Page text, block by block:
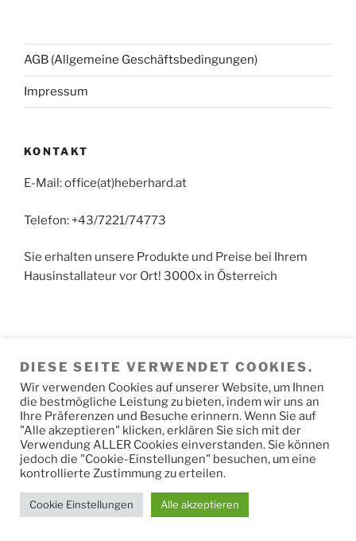
AGB (Allgemeine Geschäftsbedingungen)
Impressum
KONTAKT
E-Mail: office(at)heberhard.at
Telefon: +43/7221/74773
Sie erhalten unsere Produkte und Preise bei Ihrem
Hausinstallateur vor Ort! 3000x in Österreich
Versand der Fertigungs-Produkte erfolgt direkt von
den Produktionswerken. Paketwarenversand erfolgt
vom Speditions-Hochregal-Lager.
Datenschutzerklärung
DIESE SEITE VERWENDET COOKIES.
Wir verwenden Cookies auf unserer Website, um Ihnen
die bestmögliche Leistung zu bieten, indem wir uns an
Ihre Präferenzen und Besuche erinnern. Wenn Sie auf
"Alle akzeptieren" klicken, erklären Sie sich mit der
Verwendung ALLER Cookies einverstanden. Sie können
jedoch die "Cookie-Einstellungen" besuchen, um eine
kontrollierte Zustimmung zu erteilen.
Cookie Einstellungen Alle akzeptieren